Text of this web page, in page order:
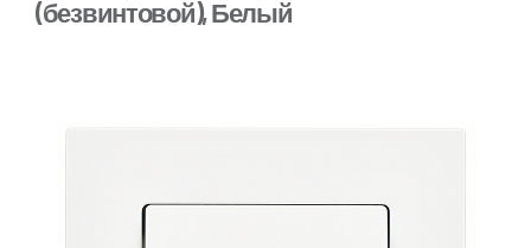
(безвинтовой), Белый